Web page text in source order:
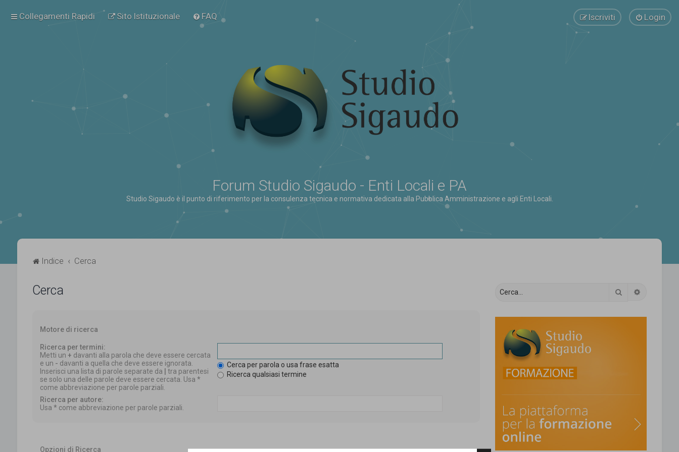
Collegamenti Rapidi Sito Istituzionale FAQ Login
Iscriviti
Forum Studio Sigaudo - Enti Locali e PA
Studio Sigaudo è il punto di riferimento per la consulenza tecnica e normativa dedicata alla Pubblica Amministrazione e agli Enti Locali.
Indice Cerca
Cerca
Motore di ricerca
Ricerca per termini:
Metti un + davanti alla parola che deve essere cercata
e un - davanti a quella che deve essere ignorata.
Inserisci una lista di parole separate da
tra parentesi
se solo una delle parole deve essere cercata. Usa *
come abbreviazione per parole parziali.
Cerca per parola o usa frase esatta
Ricerca qualsiasi termine
Ricerca per autore:
Usa * come abbreviazione per parole parziali.
Opzioni di Ricerca
Cerca